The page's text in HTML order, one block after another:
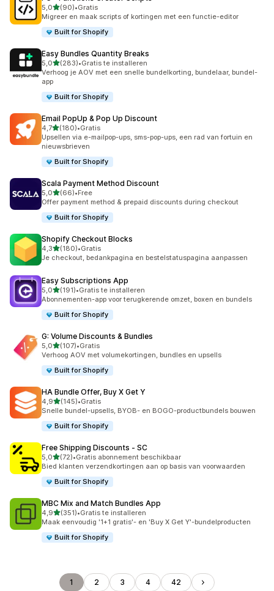
5,0van 5 sterren
(90)
90 recensies in totaal
•Gratis
Migreer en maak scripts of kortingen met een functie-editor
Built for Shopify
Easy Bundles Quantity Breaks
5,0van 5 sterren
(283)
283 recensies in totaal
•Gratis te installeren
Verhoog je AOV met een snelle bundelkorting, bundelaar, bundel-
app
Built for Shopify
Email PopUp & Pop Up Discount
4,7van 5 sterren
(180)
180 recensies in totaal
•Gratis
Upsellen via e-mailpop-ups, sms-pop-ups, een rad van fortuin en
nieuwsbrieven
Built for Shopify
Scala Payment Method Discount
5,0van 5 sterren
(66)
66 recensies in totaal
•Free
Offer payment method & prepaid discounts during checkout
Built for Shopify
Shopify Checkout Blocks
4,3van 5 sterren
(180)
180 recensies in totaal
•Gratis
Je checkout, bedankpagina en bestelstatuspagina aanpassen
Easy Subscriptions App
5,0van 5 sterren
(191)
191 recensies in totaal
•Gratis te installeren
Abonnementen-app voor terugkerende omzet, boxen en bundels
Built for Shopify
G: Volume Discounts & Bundles
5,0van 5 sterren
(107)
107 recensies in totaal
•Gratis
Verhoog AOV met volumekortingen, bundles en upsells
Built for Shopify
HA Bundle Offer, Buy X Get Y
4,9van 5 sterren
(145)
145 recensies in totaal
•Gratis
Snelle bundel-upsells, BYOB- en BOGO-productbundels bouwen
Built for Shopify
Free Shipping Discounts ‑ SC
5,0van 5 sterren
(72)
72 recensies in totaal
•Gratis abonnement beschikbaar
Bied klanten verzendkortingen aan op basis van voorwaarden
Built for Shopify
MBC Mix and Match Bundles App
4,9van 5 sterren
(351)
351 recensies in totaal
•Gratis te installeren
Maak eenvoudig '1+1 gratis'- en 'Buy X Get Y'-bundelproducten
Built for Shopify
1 2 3 4 42